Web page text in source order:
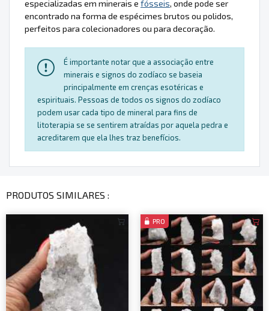
especializadas em minerais e fósseis, onde pode ser
encontrado na forma de espécimes brutos ou polidos,
perfeitos para colecionadores ou para decoração.
É importante notar que a associação entre
minerais e signos do zodíaco se baseia
principalmente em crenças esotéricas e
espirituais. Pessoas de todos os signos do zodíaco
podem usar cada tipo de mineral para fins de
litoterapia se se sentirem atraídas por aquela pedra e
acreditarem que ela lhes traz benefícios.
PRODUTOS SIMILARES :
PRO